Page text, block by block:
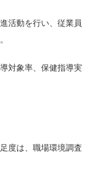
活動を行い、従業員
対象率、保健指導実
度は、職場環境調査